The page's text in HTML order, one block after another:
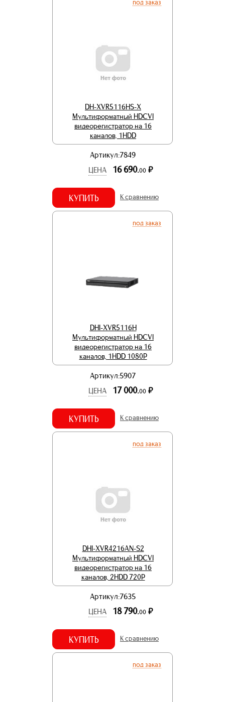
под заказ
DH-XVR5116HS-X
Мультиформатный HDCVI
видеорегистратор на 16
каналов, 1HDD
Артикул:7849
ЦЕНА
16 690.00 р.
КУПИТЬ К сравнению
под заказ
DHI-XVR5116H
Мультиформатный HDCVI
видеорегистратор на 16
каналов, 1HDD 1080Р
Артикул:5907
ЦЕНА
17 000.00 р.
КУПИТЬ К сравнению
под заказ
DHI-XVR4216AN-S2
Мультиформатный HDCVI
видеорегистратор на 16
каналов, 2HDD 720Р
Артикул:7635
ЦЕНА
18 790.00 р.
КУПИТЬ К сравнению
под заказ